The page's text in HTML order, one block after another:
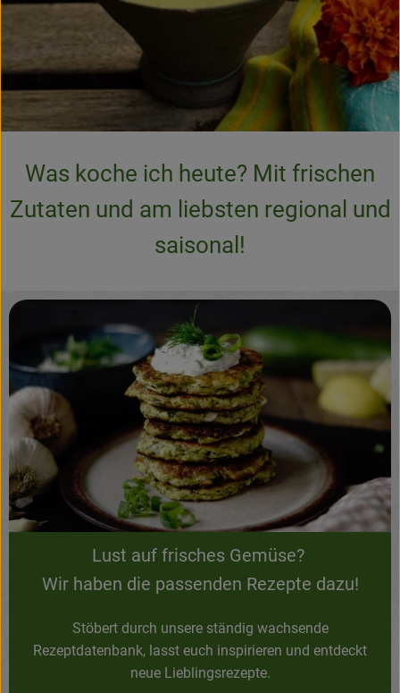
Angebote & Neues
Naturwaren
Vorratskammer
Getränke
Service
Blog
Was koche ich heute? Mit frischen
Zutaten und am liebsten regional und
saisonal!
Lust auf frisches Gemüse?
Wir haben die passenden Rezepte dazu!
Stöbert durch unsere ständig wachsende
Rezeptdatenbank, lasst euch inspirieren und entdeckt
neue Lieblingsrezepte.